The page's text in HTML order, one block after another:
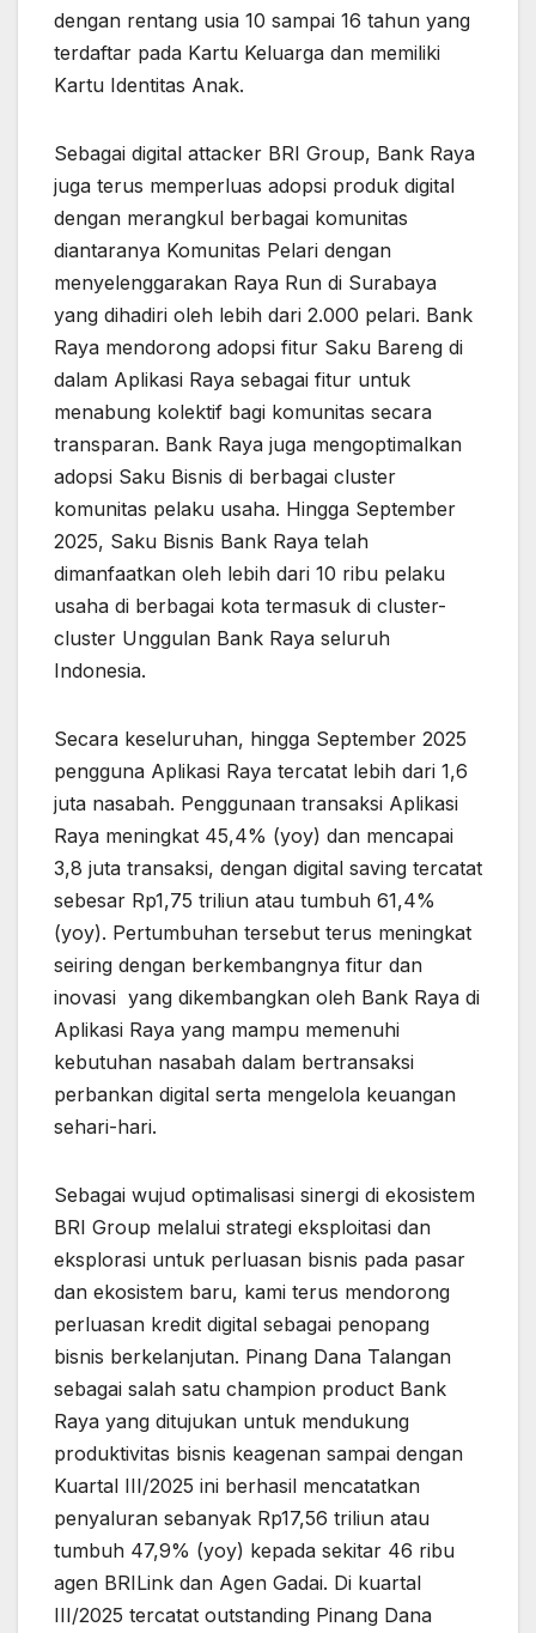
dengan rentang usia 10 sampai 16 tahun yang
terdaftar pada Kartu Keluarga dan memiliki
Kartu Identitas Anak.
Sebagai digital attacker BRI Group, Bank Raya
juga terus memperluas adopsi produk digital
dengan merangkul berbagai komunitas
diantaranya Komunitas Pelari dengan
menyelenggarakan Raya Run di Surabaya
yang dihadiri oleh lebih dari 2.000 pelari. Bank
Raya mendorong adopsi fitur Saku Bareng di
dalam Aplikasi Raya sebagai fitur untuk
menabung kolektif bagi komunitas secara
transparan. Bank Raya juga mengoptimalkan
adopsi Saku Bisnis di berbagai cluster
komunitas pelaku usaha. Hingga September
2025, Saku Bisnis Bank Raya telah
dimanfaatkan oleh lebih dari 10 ribu pelaku
usaha di berbagai kota termasuk di cluster-
cluster Unggulan Bank Raya seluruh
Indonesia.
Secara keseluruhan, hingga September 2025
pengguna Aplikasi Raya tercatat lebih dari 1,6
juta nasabah. Penggunaan transaksi Aplikasi
Raya meningkat 45,4% (yoy) dan mencapai
3,8 juta transaksi, dengan digital saving tercatat
sebesar Rp1,75 triliun atau tumbuh 61,4%
(yoy). Pertumbuhan tersebut terus meningkat
seiring dengan berkembangnya fitur dan
inovasi yang dikembangkan oleh Bank Raya di
Aplikasi Raya yang mampu memenuhi
kebutuhan nasabah dalam bertransaksi
perbankan digital serta mengelola keuangan
sehari-hari.
Sebagai wujud optimalisasi sinergi di ekosistem
BRI Group melalui strategi eksploitasi dan
eksplorasi untuk perluasan bisnis pada pasar
dan ekosistem baru, kami terus mendorong
perluasan kredit digital sebagai penopang
bisnis berkelanjutan. Pinang Dana Talangan
sebagai salah satu champion product Bank
Raya yang ditujukan untuk mendukung
produktivitas bisnis keagenan sampai dengan
Kuartal III/2025 ini berhasil mencatatkan
penyaluran sebanyak Rp17,56 triliun atau
tumbuh 47,9% (yoy) kepada sekitar 46 ribu
agen BRILink dan Agen Gadai. Di kuartal
III/2025 tercatat outstanding Pinang Dana